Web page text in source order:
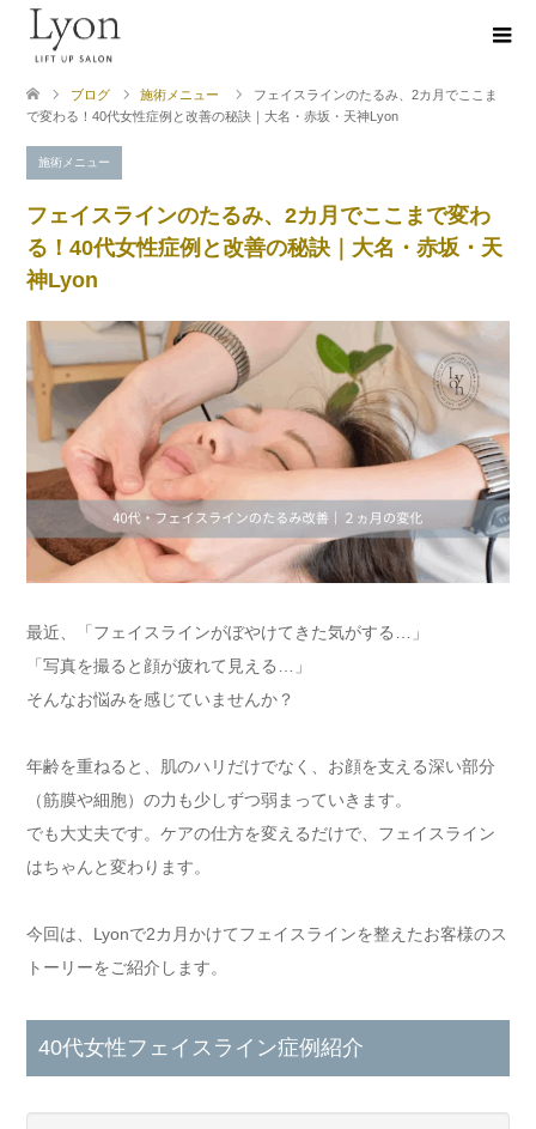
ブログ 施術メニュー
フェイスラインのたるみ、2カ月でここま
で変わる！40代女性症例と改善の秘訣｜大名・赤坂・天神Lyon
施術メニュー
フェイスラインのたるみ、2カ月でここまで変わ
る！40代女性症例と改善の秘訣｜大名・赤坂・天
神Lyon
最近、「フェイスラインがぼやけてきた気がする…」
「写真を撮ると顔が疲れて見える…」
そんなお悩みを感じていませんか？
年齢を重ねると、肌のハリだけでなく、お顔を支える深い部分
（筋膜や細胞）の力も少しずつ弱まっていきます。
でも大丈夫です。ケアの仕方を変えるだけで、フェイスライン
はちゃんと変わります。
今回は、Lyonで2カ月かけてフェイスラインを整えたお客様のス
トーリーをご紹介します。
40代女性フェイスライン症例紹介